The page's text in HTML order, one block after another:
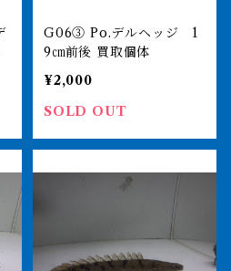
G06③ Po.デルヘッジ 1
9㎝前後 買取個体
¥2,000
SOLD OUT